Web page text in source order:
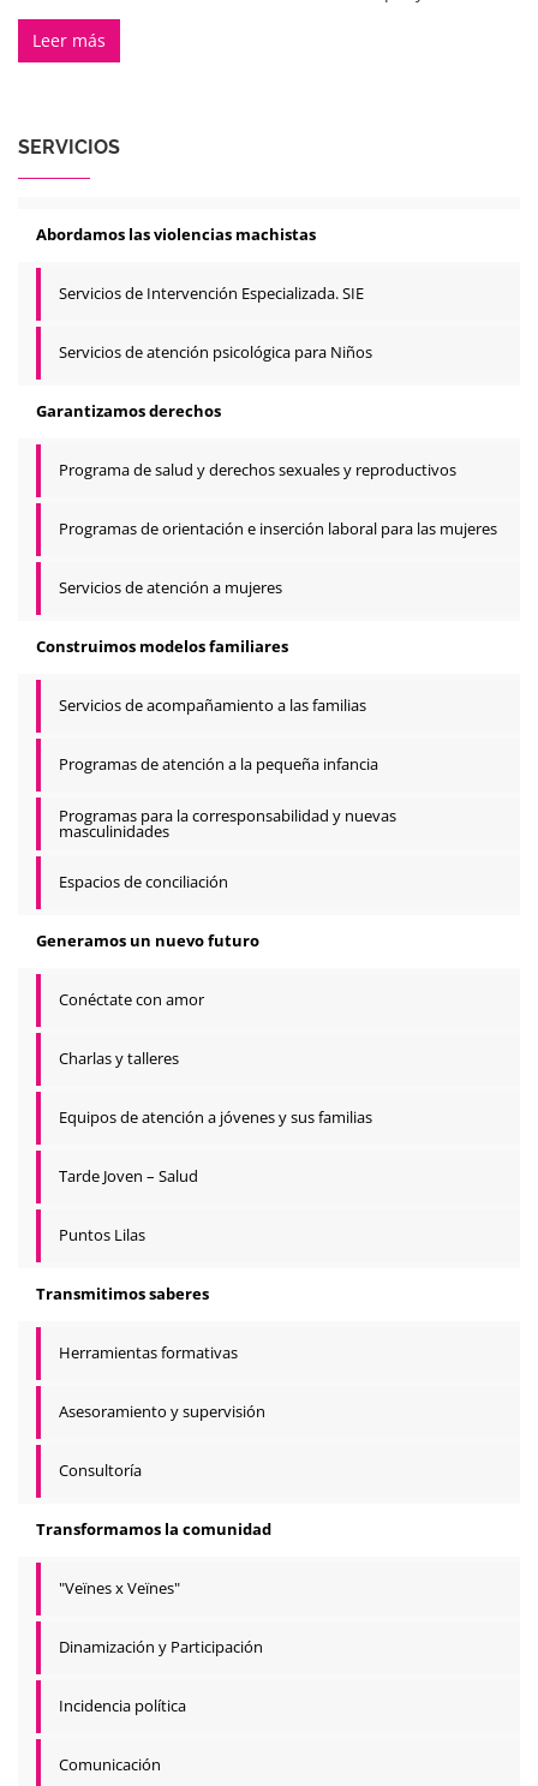
SERVICIOS
Abordamos las violencias machistas
Servicios de Intervención Especializada. SIE
Servicios de atención psicológica para Niños
Garantizamos derechos
Programa de salud y derechos sexuales y reproductivos
Programas de orientación e inserción laboral para las mujeres
Servicios de atención a mujeres
Construimos modelos familiares
Servicios de acompañamiento a las familias
Programas de atención a la pequeña infancia
Programas para la corresponsabilidad y nuevas
masculinidades
Espacios de conciliación
Generamos un nuevo futuro
Conéctate con amor
Charlas y talleres
Equipos de atención a jóvenes y sus familias
Tarde Joven – Salud
Puntos Lilas
Transmitimos saberes
Herramientas formativas
Asesoramiento y supervisión
Consultoría
Transformamos la comunidad
"Veïnes x Veïnes"
Dinamización y Participación
Incidencia política
Comunicación
Leer más